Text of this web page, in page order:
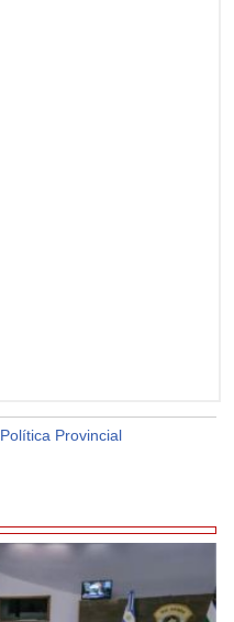
Política Provincial